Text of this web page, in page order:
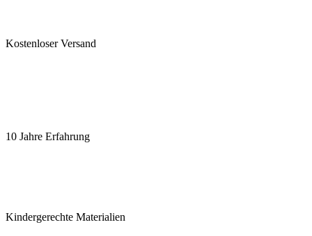
Kostenloser Versand
10 Jahre Erfahrung
Kindergerechte Materialien